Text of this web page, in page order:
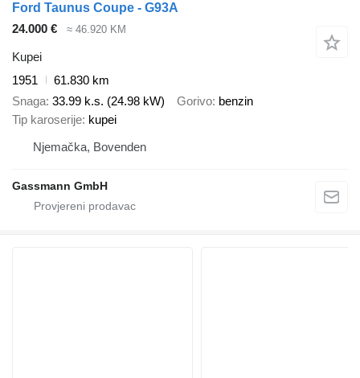
Ford Taunus Coupe - G93A
24.000 €
≈ 46.920 KM
Kupei
1951
61.830 km
Snaga 33.99 k.s. (24.98 kW) Gorivo benzin
Tip karoserije kupei
Njemačka, Bovenden
Gassmann GmbH